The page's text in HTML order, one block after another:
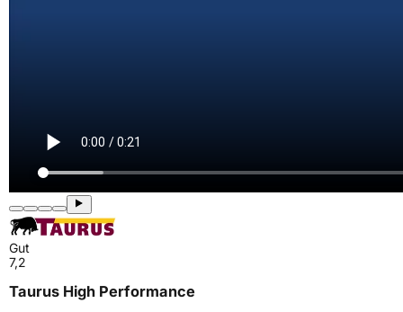
Gut
7,2
Taurus High Performance